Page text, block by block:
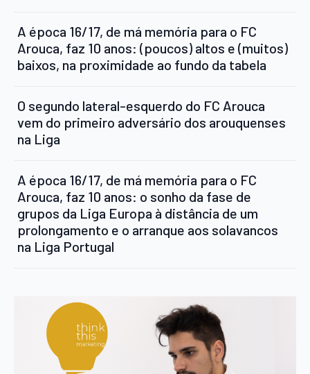
A época 16/17, de má memória para o FC
Arouca, faz 10 anos: (poucos) altos e (muitos)
baixos, na proximidade ao fundo da tabela
O segundo lateral-esquerdo do FC Arouca
vem do primeiro adversário dos arouquenses
na Liga
A época 16/17, de má memória para o FC
Arouca, faz 10 anos: o sonho da fase de
grupos da Liga Europa à distância de um
prolongamento e o arranque aos solavancos
na Liga Portugal